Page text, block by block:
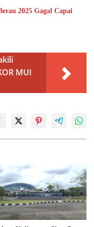
2025 Gagal Capai
MUI